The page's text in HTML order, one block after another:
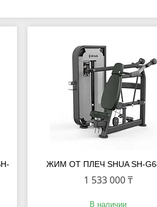
ЖИМ ОТ ПЛЕЧ SHUA SH-
1 533 000 ₸
В наличии